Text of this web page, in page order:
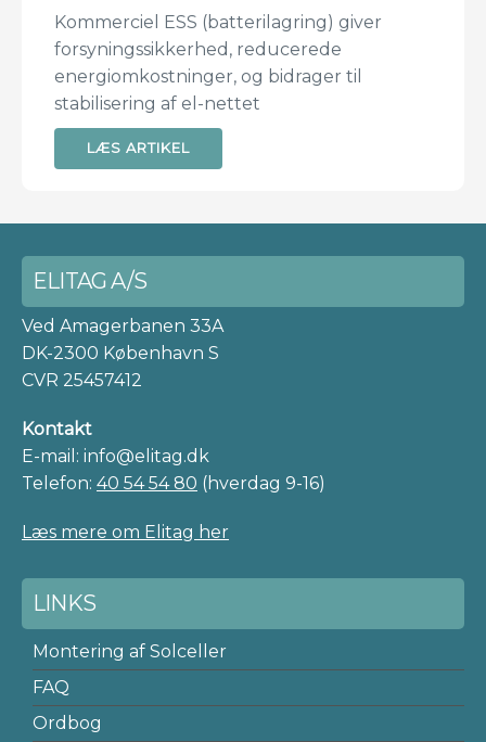
Kommerciel ESS (batterilagring) giver
forsyningssikkerhed, reducerede
energiomkostninger, og bidrager til
stabilisering af el-nettet
LÆS ARTIKEL
ELITAG A/S
Ved Amagerbanen 33A
DK-2300 København S
CVR 25457412
Kontakt
E-mail: info@elitag.dk
Telefon: 40 54 54 80 (hverdag 9-16)
Læs mere om Elitag her
LINKS
Montering af Solceller
FAQ
Ordbog